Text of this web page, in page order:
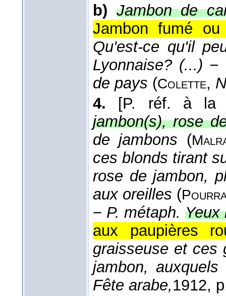
b) Jambon de
Jambon fumé
Qu'est-ce qu'il
Lyonnaise? (...)
de pays (Colette,
4.
[P. réf. à la
jambon(s), rose
de jambons (
ces blonds tirant
rose de jambon,
aux oreilles (
− P. métaph. Yeux
aux paupières
graisseuse et ces
jambon,
Fête arabe,1912,